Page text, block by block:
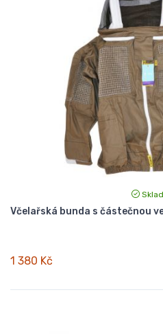
Včelařská bunda s částečnou
1 380 Kč